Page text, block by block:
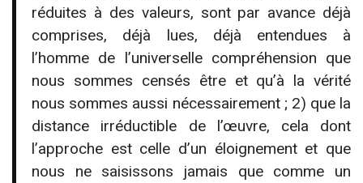
réduites à des valeurs, sont par avance déjà
comprises, déjà lues, déjà entendues à
l’homme de l’universelle compréhension que
nous sommes censés être et qu’à la vérité
nous sommes aussi nécessairement ; 2) que la
distance irréductible de l’œuvre, cela dont
l’approche est celle d’un éloignement et que
nous ne saisissons jamais que comme un